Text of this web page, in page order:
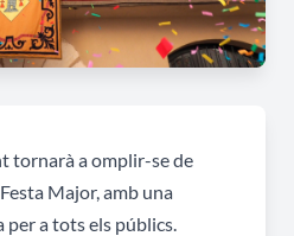
tornarà a omplir-se de
Major, amb una
per a tots els públics.